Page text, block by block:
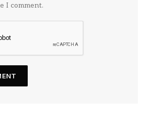
I comment.